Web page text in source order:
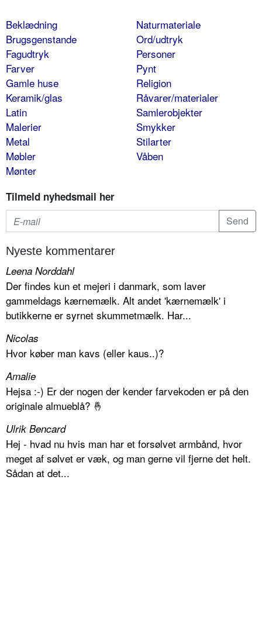
Beklædning
Brugsgenstande
Fagudtryk
Farver
Gamle huse
Keramik/glas
Latin
Malerier
Metal
Møbler
Mønter
Naturmateriale
Ord/udtryk
Personer
Pynt
Religion
Råvarer/materialer
Samlerobjekter
Smykker
Stilarter
Våben
Tilmeld nyhedsmail her
Nyeste kommentarer
Leena Norddahl
Der findes kun et mejeri i danmark, som laver
gammeldags kærnemælk. Alt andet 'kærnemælk' i
butikkerne er syrnet skummetmælk. Har...
Nicolas
Hvor køber man kavs (eller kaus..)?
Amalie
Hejsa :-) Er der nogen der kender farvekoden er på den
originale almueblå? 🤞
Ulrik Bencard
Hej - hvad nu hvis man har et forsølvet armbånd, hvor
meget af sølvet er væk, og man gerne vil fjerne det helt.
Sådan at det...